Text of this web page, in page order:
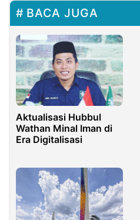
BACA JUGA
Aktualisasi Hubbul
Wathan Minal Iman di
Era Digitalisasi